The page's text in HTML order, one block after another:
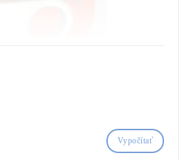
Vypočítať